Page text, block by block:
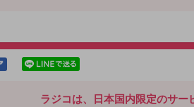
ラジコは、日本国内限定のサー